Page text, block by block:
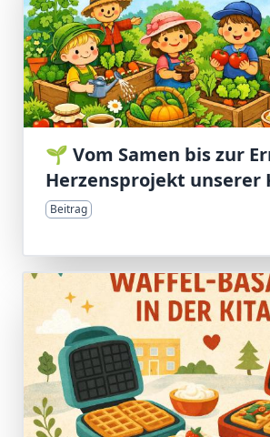
🌱 Vom Samen bis zur
Herzensprojekt unserer
Beitrag